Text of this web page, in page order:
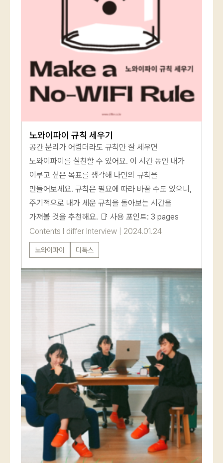
노와이파이 규칙 세우기
공간 분리가 어렵더라도 규칙만 잘 세우면
노와이파이를 실천할 수 있어요. 이 시간 동안 내가
이루고 싶은 목표를 생각해 나만의 규칙을
만들어보세요. 규칙은 필요에 따라 바꿀 수도 있으니,
주기적으로 내가 세운 규칙을 돌아보는 시간을
가져볼 것을 추천해요. 📑 사용 포인트: 3 pages
Contents
differ Interview 2024.01.24
노와이파이 디톡스
로그인 상태 유지